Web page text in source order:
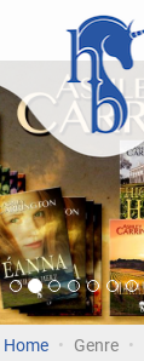
Home Genre